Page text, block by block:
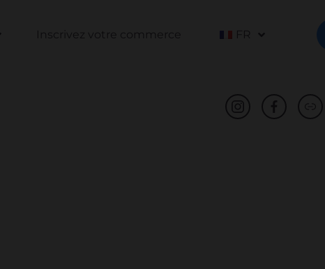
Inscrivez votre commerce FR